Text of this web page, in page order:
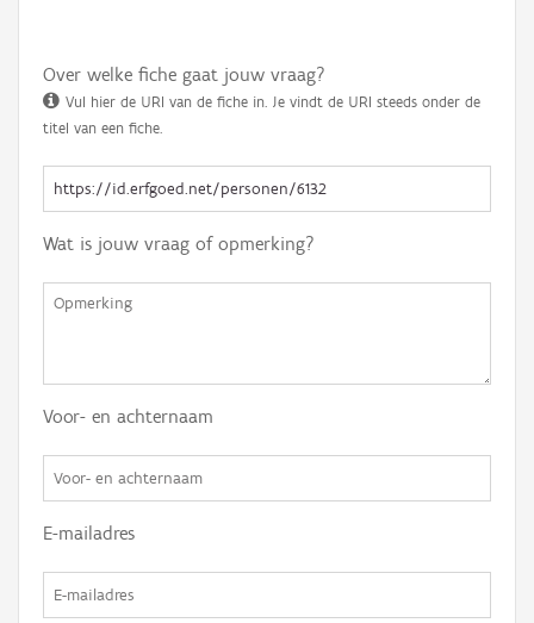
Over welke fiche gaat jouw vraag?
Vul hier de URI van de fiche in. Je vindt de URI steeds onder de
titel van een fiche.
Wat is jouw vraag of opmerking?
Voor- en achternaam
E-mailadres